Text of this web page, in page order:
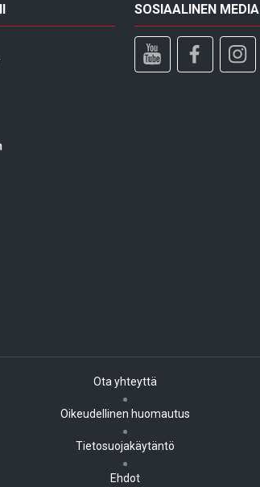
SOSIAALINEN MEDIA
Ota yhteyttä
Oikeudellinen huomautus
Tietosuojakäytäntö
Ehdot